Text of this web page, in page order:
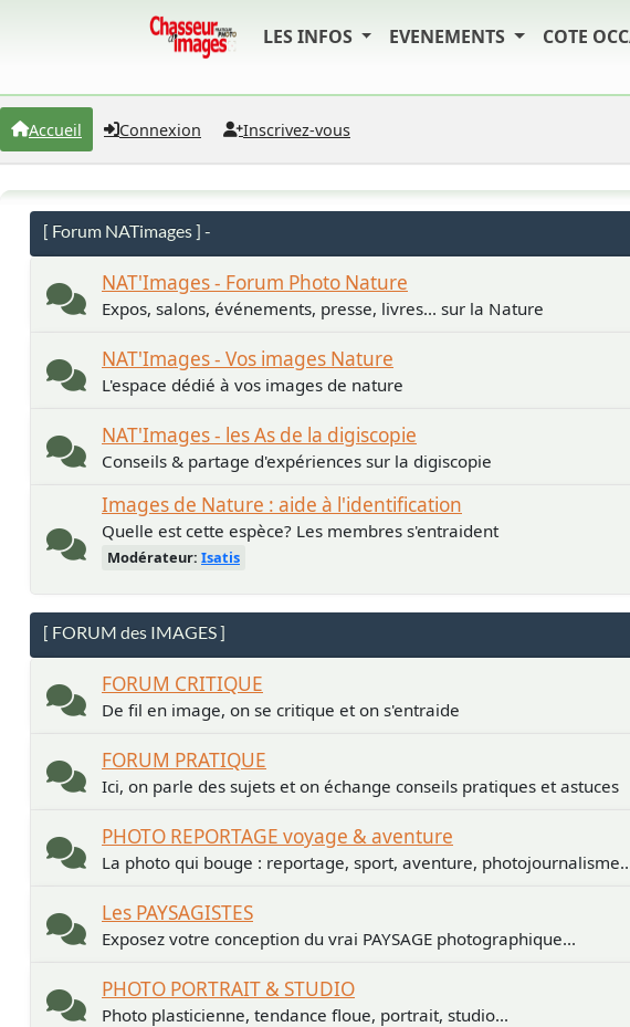
LES INFOS EVENEMENTS COTE
Accueil Connexion Inscrivez-vous
[ Forum NATimages ] -
NAT'Images - Forum Photo Nature
Expos, salons, événements, presse, livres... sur la Nature
NAT'Images - Vos images Nature
L'espace dédié à vos images de nature
NAT'Images - les As de la digiscopie
Conseils & partage d'expériences sur la digiscopie
Images de Nature : aide à l'identification
Quelle est cette espèce? Les membres s'entraident
Modérateur: Isatis
[ FORUM des IMAGES ]
FORUM CRITIQUE
De fil en image, on se critique et on s'entraide
FORUM PRATIQUE
Ici, on parle des sujets et on échange conseils pratiques et astuces
PHOTO REPORTAGE voyage & aventure
La photo qui bouge : reportage, sport, aventure,
Les PAYSAGISTES
Exposez votre conception du vrai PAYSAGE photographique...
PHOTO PORTRAIT & STUDIO
Photo plasticienne, tendance floue, portrait, studio...